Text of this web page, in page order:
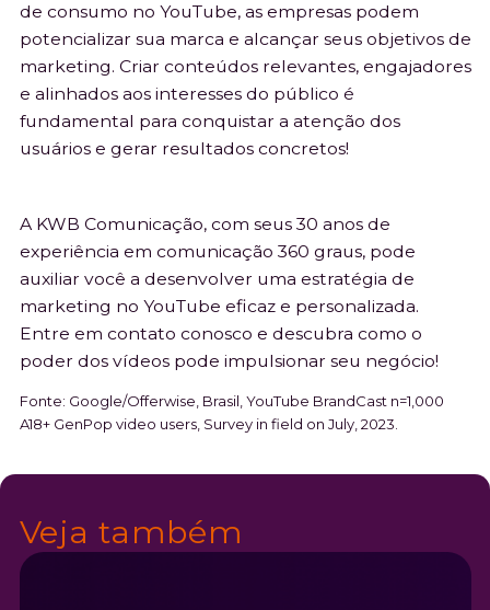
de consumo no YouTube, as empresas podem
potencializar sua marca e alcançar seus objetivos de
marketing. Criar conteúdos relevantes, engajadores
e alinhados aos interesses do público é
fundamental para conquistar a atenção dos
usuários e gerar resultados concretos!
A KWB Comunicação, com seus 30 anos de
experiência em comunicação 360 graus, pode
auxiliar você a desenvolver uma estratégia de
marketing no YouTube eficaz e personalizada.
Entre em contato conosco e descubra como o
poder dos vídeos pode impulsionar seu negócio!
Fonte: Google/Offerwise, Brasil, YouTube BrandCast n=1,000
A18+ GenPop video users, Survey in field on July, 2023.
Veja também